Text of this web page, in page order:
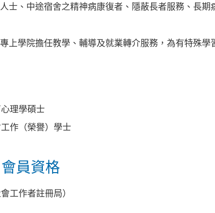
士、中途宿舍之精神病康復者、隱蔽長者服務、長
上學院擔任教學、輔導及就業轉介服務，為有特殊學
理學碩士
作（榮譽）學士
員資格
會工作者註冊局）